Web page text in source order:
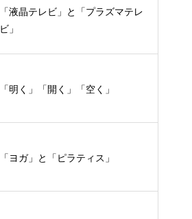
「液晶テレビ」と「プラズマテレ
ビ」
「明く」「開く」「空く」
「ヨガ」と「ピラティス」